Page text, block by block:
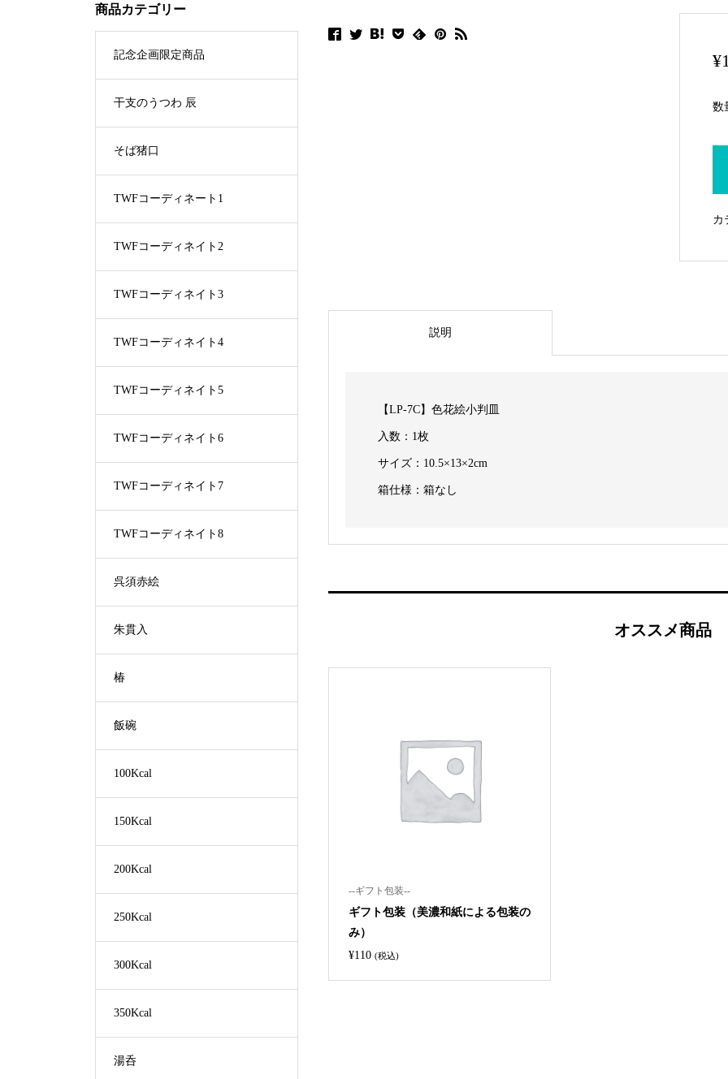
¥
数
カ
説明
【LP-7C】色花絵小判皿
入数：1枚
サイズ：10.5×13×2cm
箱仕様：箱なし
オススメ商品
--ギフト包装--
ギフト包装（美濃和紙による包装の
み）
¥110 (税込)
商品カテゴリー
記念企画限定商品
干支のうつわ 辰
そば猪口
TWFコーディネート1
TWFコーディネイト2
TWFコーディネイト3
TWFコーディネイト4
TWFコーディネイト5
TWFコーディネイト6
TWFコーディネイト7
TWFコーディネイト8
呉須赤絵
朱貫入
椿
飯碗
100Kcal
150Kcal
200Kcal
250Kcal
300Kcal
350Kcal
湯呑